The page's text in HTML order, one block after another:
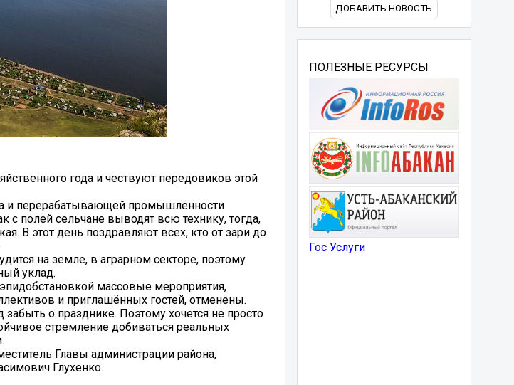
года и чествуют передовиков этой
и перерабатывающей промышленности
с полей сельчане выводят всю технику, тогда,
В этот день поздравляют всех, кто от зари до
на земле, в аграрном секторе, поэтому
уклад.
массовые мероприятия,
и приглашённых гостей, отменены.
о празднике. Поэтому хочется не просто
стремление добиваться реальных
Главы администрации района,
Глухенко.
ДОБАВИТЬ НОВОСТЬ
ПОЛЕЗНЫЕ РЕСУРСЫ
Гос Услуги